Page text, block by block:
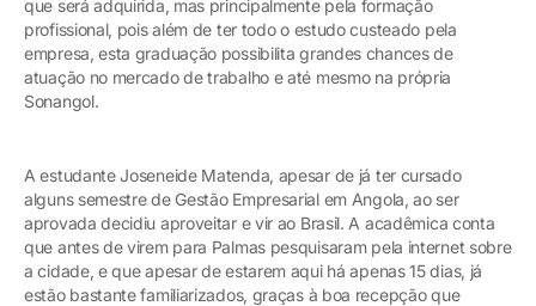
que será adquirida, mas principalmente pela formação
profissional, pois além de ter todo o estudo custeado pela
empresa, esta graduação possibilita grandes chances de
atuação no mercado de trabalho e até mesmo na própria
Sonangol.
A estudante Joseneide Matenda, apesar de já ter cursado
alguns semestre de Gestão Empresarial em Angola, ao ser
aprovada decidiu aproveitar e vir ao Brasil. A acadêmica conta
que antes de virem para Palmas pesquisaram pela internet sobre
a cidade, e que apesar de estarem aqui há apenas 15 dias, já
estão bastante familiarizados, graças à boa recepção que